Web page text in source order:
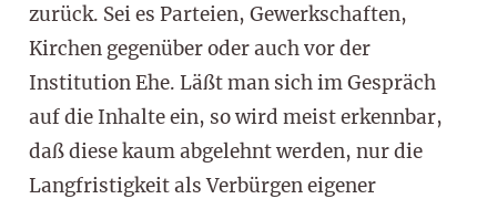
zurück. Sei es Parteien, Gewerkschaften,
Kirchen gegenüber oder auch vor der
Institution Ehe. Läßt man sich im Gespräch
auf die Inhalte ein, so wird meist erkennbar,
daß diese kaum abgelehnt werden, nur die
Langfristigkeit als Verbürgen eigener